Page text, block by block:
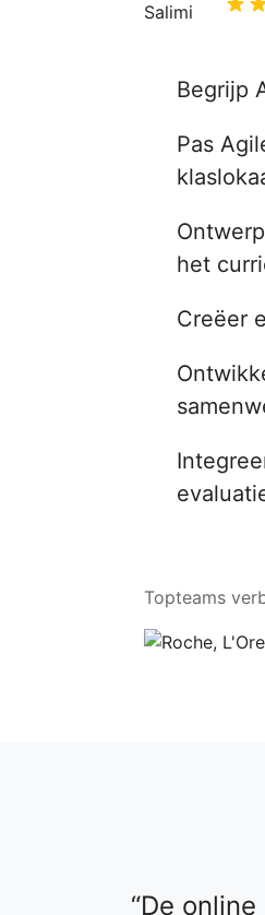
Begrijp
Pas
het
Creëer
Topteams
De